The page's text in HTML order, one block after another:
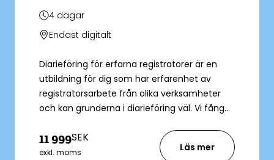
4 dagar
Endast digitalt
Diarieföring för erfarna registratorer är en
utbildning för dig som har erfarenhet av
registratorsarbete från olika verksamheter
och kan grunderna i diarieföring väl. Vi fångar
och lägger stor vikt vid styrning och
utveckling av diarieföringen. Du får en
11 999SEK
exkl. moms Läs mer